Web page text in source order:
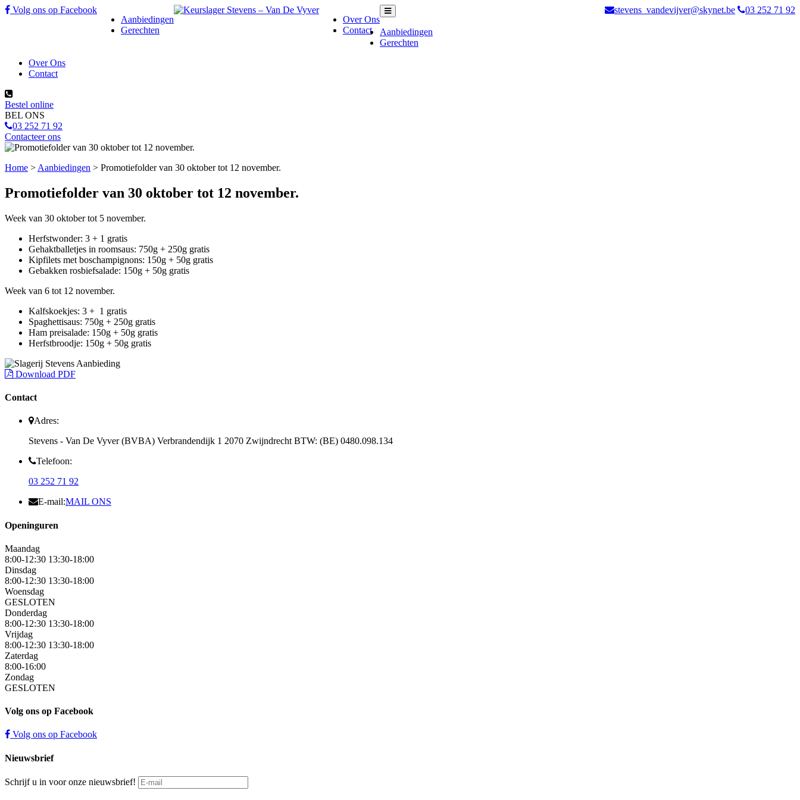
SkipVolg ons op Facebook stevens_vandevijver@skynet.be
03 252 71 92
Aanbiedingen
Gerechten
Over Ons
Contact
Aanbiedingen
Gerechten
Over Ons
Contact
Bestel online
BEL ONS
03 252 71 92
Contacteer ons
Home > Aanbiedingen > Promotiefolder van 30 oktober tot 12 november.
Promotiefolder van 30 oktober tot 12 november.
Week van 30 oktober tot 5 november.
Herfstwonder: 3 + 1 gratis
Gehaktballetjes in roomsaus: 750g + 250g gratis
Kipfilets met boschampignons: 150g + 50g gratis
Gebakken rosbiefsalade: 150g + 50g gratis
Week van 6 tot 12 november.
Kalfskoekjes: 3 + 1 gratis
Spaghettisaus: 750g + 250g gratis
Ham preisalade: 150g + 50g gratis
Herfstbroodje: 150g + 50g gratis
Download PDF
Contact
Adres:
Stevens - Van De Vyver (BVBA) Verbrandendijk 1 2070 Zwijndrecht BTW: (BE) 0480.098.134
Telefoon:
03 252 71 92
E-mail:MAIL ONS
Openinguren
Maandag
8:00-12:30 13:30-18:00
Dinsdag
8:00-12:30 13:30-18:00
Woensdag
GESLOTEN
Donderdag
8:00-12:30 13:30-18:00
Vrijdag
8:00-12:30 13:30-18:00
Zaterdag
8:00-16:00
Zondag
GESLOTEN
Volg ons op Facebook
Volg ons op Facebook
Nieuwsbrief
Schrijf u in voor onze nieuwsbrief!